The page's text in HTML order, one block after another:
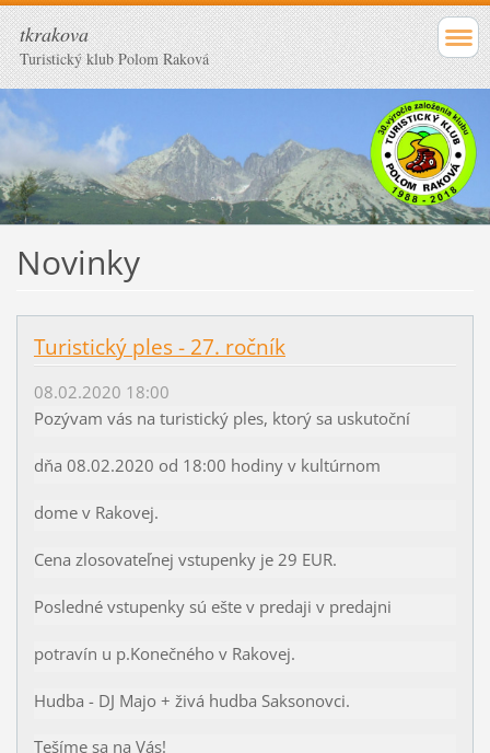
tkrakova
Turistický klub Polom Raková
Novinky
Turistický ples - 27. ročník
08.02.2020 18:00
Pozývam vás na turistický ples, ktorý sa uskutoční
dňa 08.02.2020 od 18:00 hodiny v kultúrnom
dome v Rakovej.
Cena zlosovateľnej vstupenky je 29 EUR.
Posledné vstupenky sú ešte v predaji v predajni
potravín u p.Konečného v Rakovej.
Hudba - DJ Majo + živá hudba Saksonovci.
Tešíme sa na Vás!